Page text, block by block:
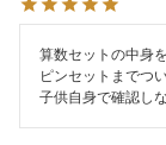
算数セットの中身
ピンセットまでつ
子供自身で確認し